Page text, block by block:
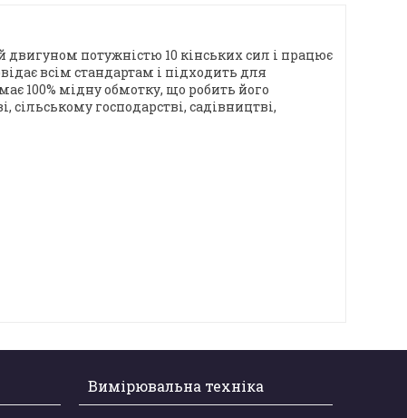
двигуном потужністю 10 кінських сил і працює
всім стандартам і підходить для
100% мідну обмотку, що робить його
господарстві, садівництві,
Вимірювальна техніка